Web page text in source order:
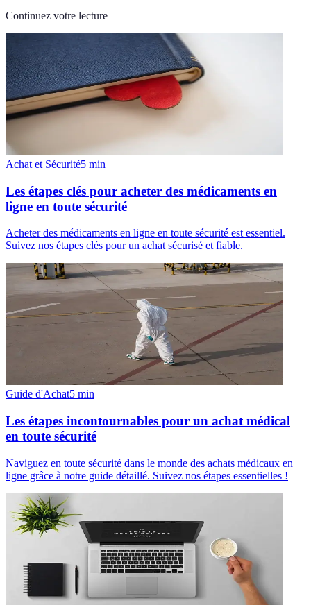
Continuez votre lecture
Achat et Sécurité5 min
Les étapes clés pour acheter des médicaments en
ligne en toute sécurité
Acheter des médicaments en ligne en toute sécurité est essentiel.
Suivez nos étapes clés pour un achat sécurisé et fiable.
Guide d'Achat5 min
Les étapes incontournables pour un achat médical
en toute sécurité
Naviguez en toute sécurité dans le monde des achats médicaux en
ligne grâce à notre guide détaillé. Suivez nos étapes essentielles !